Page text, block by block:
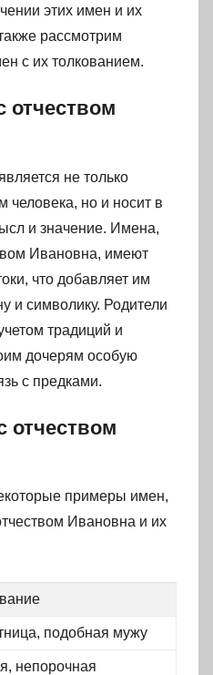
этих имен и их
рассмотрим
с их толкованием.
отчеством
не только
человека, но и носит в
и значение. Имена,
Ивановна, имеют
что добавляет им
и символику. Родители
традиций и
дочерям особую
с предками.
отчеством
примеры имен,
Ивановна и их
подобная мужу
непорочная